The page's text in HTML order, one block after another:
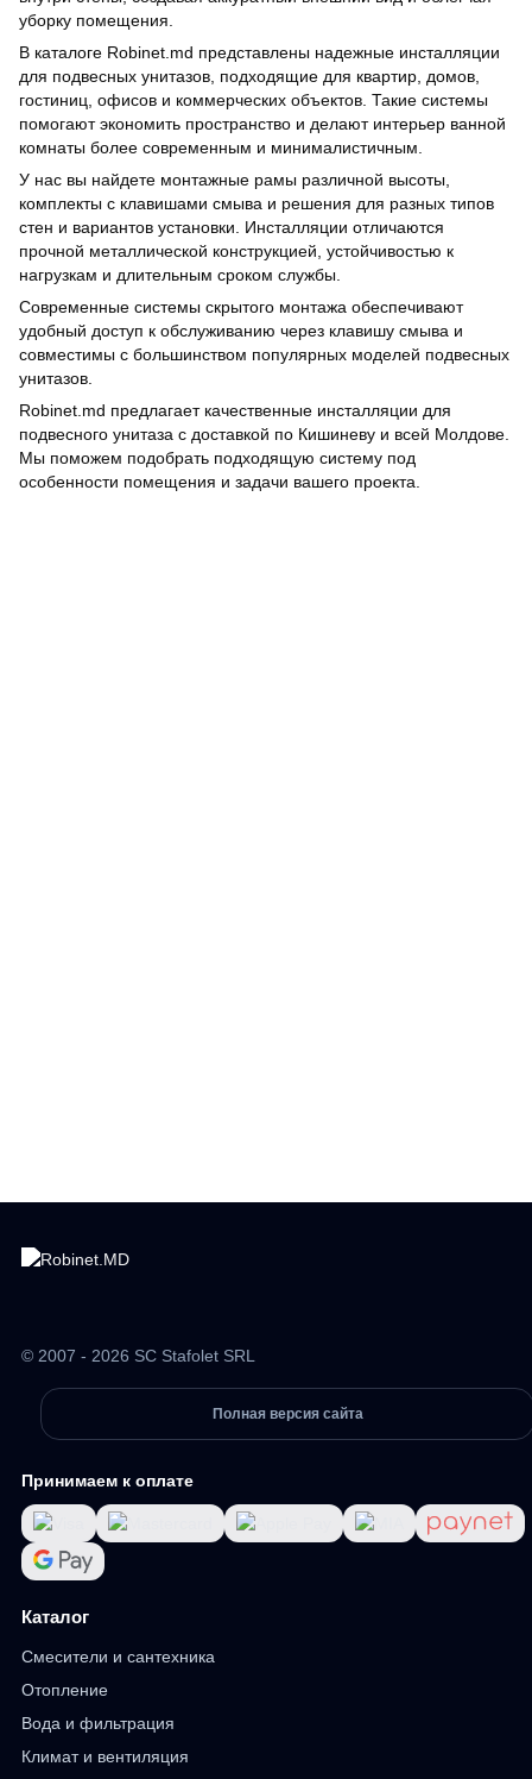
уборку помещения.
В каталоге Robinet.md представлены надежные инсталляции
для подвесных унитазов, подходящие для квартир, домов,
гостиниц, офисов и коммерческих объектов. Такие системы
помогают экономить пространство и делают интерьер ванной
комнаты более современным и минималистичным.
У нас вы найдете монтажные рамы различной высоты,
комплекты с клавишами смыва и решения для разных типов
стен и вариантов установки. Инсталляции отличаются
прочной металлической конструкцией, устойчивостью к
нагрузкам и длительным сроком службы.
Современные системы скрытого монтажа обеспечивают
удобный доступ к обслуживанию через клавишу смыва и
совместимы с большинством популярных моделей подвесных
унитазов.
Robinet.md предлагает качественные инсталляции для
подвесного унитаза с доставкой по Кишиневу и всей Молдове.
Мы поможем подобрать подходящую систему под
особенности помещения и задачи вашего проекта.
© 2007 - 2026 SC Stafolet SRL
Полная версия сайта
Принимаем к оплате
Каталог
Смесители и сантехника
Отопление
Вода и фильтрация
Климат и вентиляция